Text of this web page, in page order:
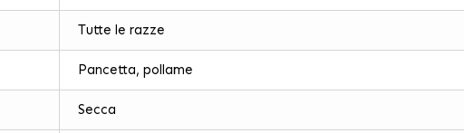
Tutte le razze
Pancetta, pollame
Secca